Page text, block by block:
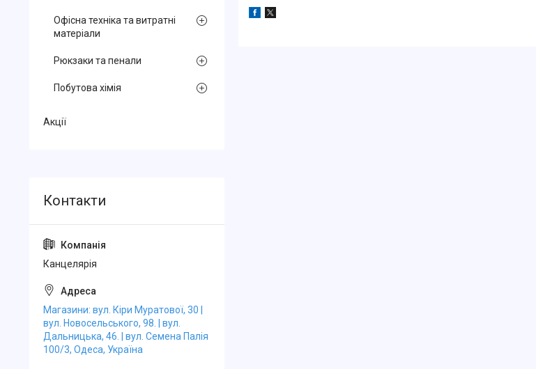
Офісна техніка та витратні
матеріали
Рюкзаки та пенали
Побутова хімія
Акції
Канцелярiя
Магазини: вул. Кіри Муратової, 30 |
вул. Новосельського, 98. | вул.
Дальницька, 46. | вул. Семена Палія
100/3, Одеса, Україна